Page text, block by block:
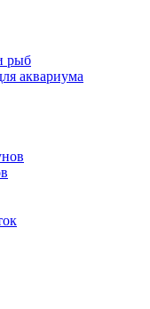
рыб
аквариума